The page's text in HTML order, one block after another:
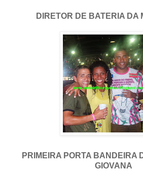
DIRETOR DE BATERIA DA
PRIMEIRA PORTA BANDEIRA
GIOVANA